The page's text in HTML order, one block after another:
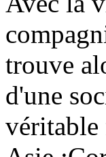
trouve
d'une
véritable